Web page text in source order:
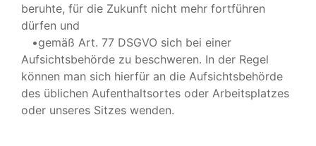
beruhte, für die Zukunft nicht mehr fortführen
dürfen und
•gemäß Art. 77 DSGVO sich bei einer
Aufsichtsbehörde zu beschweren. In der Regel
können man sich hierfür an die Aufsichtsbehörde
des üblichen Aufenthaltsortes oder Arbeitsplatzes
oder unseres Sitzes wenden.